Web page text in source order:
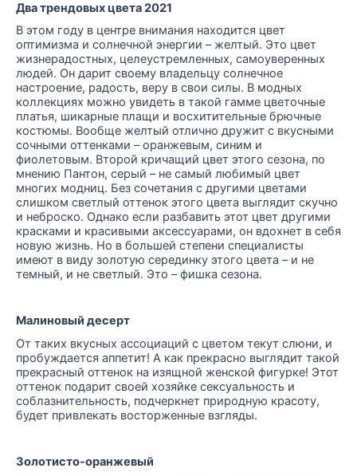
Два трендовых цвета 2021
В этом году в центре внимания находится цвет
оптимизма и солнечной энергии – желтый. Это цвет
жизнерадостных, целеустремленных, самоуверенных
людей. Он дарит своему владельцу солнечное
настроение, радость, веру в свои силы. В модных
коллекциях можно увидеть в такой гамме цветочные
платья, шикарные плащи и восхитительные брючные
костюмы. Вообще желтый отлично дружит с вкусными
сочными оттенками – оранжевым, синим и
фиолетовым. Второй кричащий цвет этого сезона, по
мнению Пантон, серый – не самый любимый цвет
многих модниц. Без сочетания с другими цветами
слишком светлый оттенок этого цвета выглядит скучно
и неброско. Однако если разбавить этот цвет другими
красками и красивыми аксессуарами, он вдохнет в себя
новую жизнь. Но в большей степени специалисты
имеют в виду золотую серединку этого цвета – и не
темный, и не светлый. Это – фишка сезона.
Малиновый десерт
От таких вкусных ассоциаций с цветом текут слюни, и
пробуждается аппетит! А как прекрасно выглядит такой
прекрасный оттенок на изящной женской фигурке! Этот
оттенок подарит своей хозяйке сексуальность и
соблазнительность, подчеркнет природную красоту,
будет привлекать восторженные взгляды.
Золотисто-оранжевый